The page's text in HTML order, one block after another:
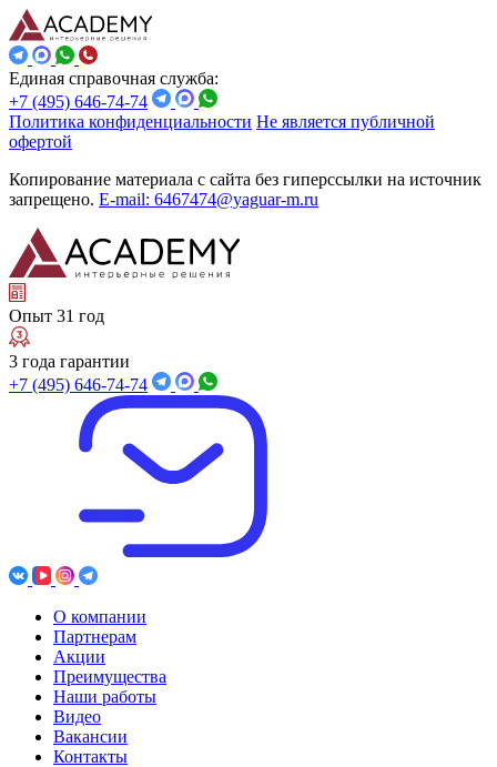
Единая справочная служба:
+7 (495) 646-74-74
Политика конфиденциальности Не является публичной
офертой
Копирование материала с сайта без гиперссылки на источник
запрещено. E-mail: 6467474@yaguar-m.ru
Опыт 31 год
3 года гарантии
+7 (495) 646-74-74
О компании
Партнерам
Акции
Преимущества
Наши работы
Видео
Вакансии
Контакты